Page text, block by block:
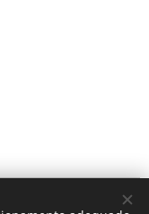
Reservados.